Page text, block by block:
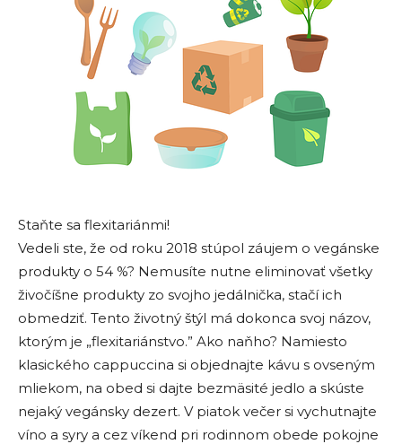
Staňte sa flexitariánmi!
Vedeli ste, že od roku 2018 stúpol záujem o vegánske
produkty o 54 %? Nemusíte nutne eliminovať všetky
živočíšne produkty zo svojho jedálnička, stačí ich
obmedziť. Tento životný štýl má dokonca svoj názov,
ktorým je „flexitariánstvo.” Ako naňho? Namiesto
klasického cappuccina si objednajte kávu s ovseným
mliekom, na obed si dajte bezmäsité jedlo a skúste
nejaký vegánsky dezert. V piatok večer si vychutnajte
víno a syry a cez víkend pri rodinnom obede pokojne